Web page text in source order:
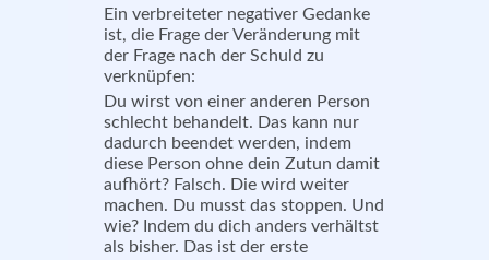
Ein verbreiteter negativer Gedanke
ist, die Frage der Veränderung mit
der Frage nach der Schuld zu
verknüpfen:
Du wirst von einer anderen Person
schlecht behandelt. Das kann nur
dadurch beendet werden, indem
diese Person ohne dein Zutun damit
aufhört? Falsch. Die wird weiter
machen. Du musst das stoppen. Und
wie? Indem du dich anders verhältst
als bisher. Das ist der erste